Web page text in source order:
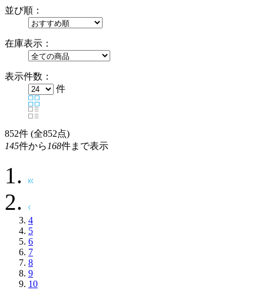
並び順：
在庫表示：
表示件数：
件
852件 (全852点)
145件から 168件まで表示
4
5
6
7
8
9
10